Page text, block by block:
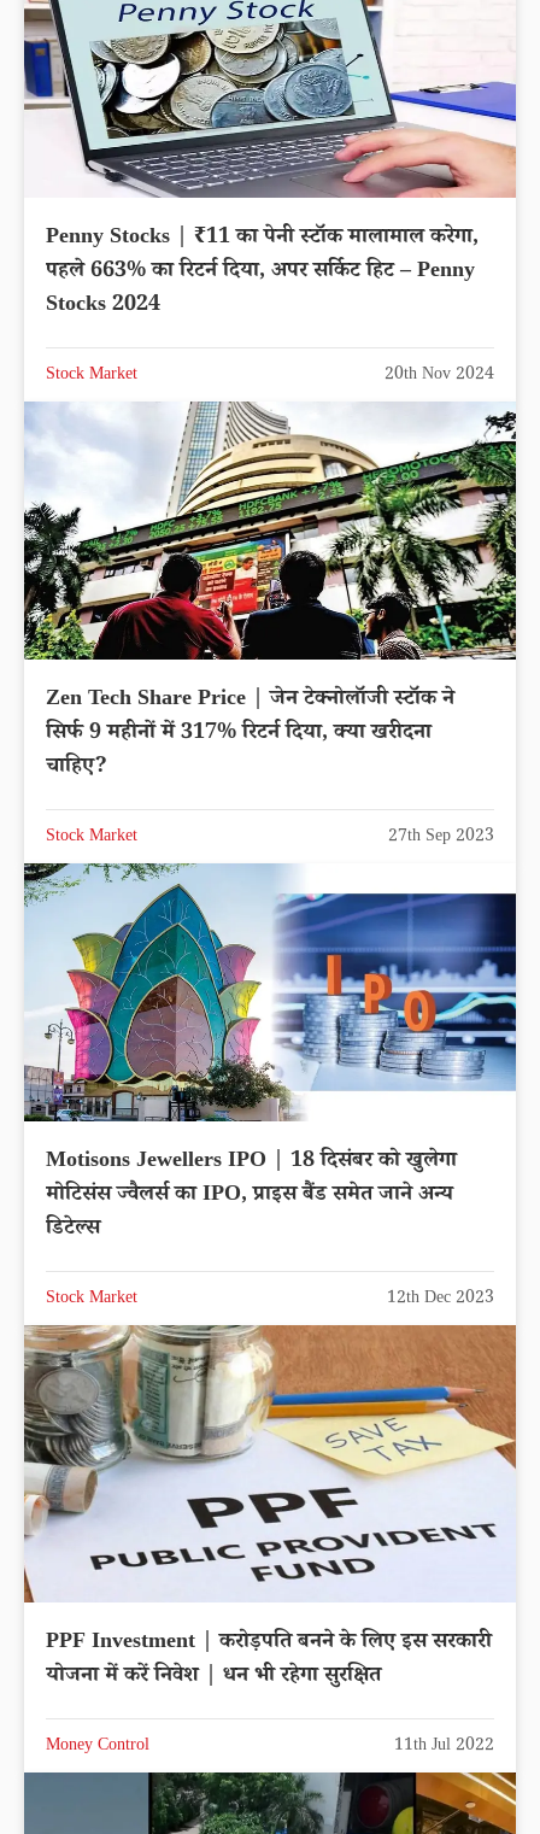
Penny Stocks | ₹11 का पेनी स्टॉक मालामाल करेगा,
पहले 663% का रिटर्न दिया, अपर सर्किट हिट – Penny
Stocks 2024
Stock Market 20th Nov 2024
Zen Tech Share Price | जेन टेक्नोलॉजी स्टॉक ने
सिर्फ 9 महीनों में 317% रिटर्न दिया, क्या खरीदना
चाहिए?
Stock Market 27th Sep 2023
Motisons Jewellers IPO | 18 दिसंबर को खुलेगा
मोटिसंस ज्वैलर्स का IPO, प्राइस बैंड समेत जाने अन्य
डिटेल्स
Stock Market 12th Dec 2023
PPF Investment | करोड़पति बनने के लिए इस सरकारी
योजना में करें निवेश | धन भी रहेगा सुरक्षित
Money Control 11th Jul 2022